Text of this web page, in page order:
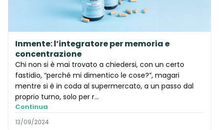
Inmente: l’integratore per memoria e
concentrazione
Chi non si è mai trovato a chiedersi, con un certo
fastidio, “perché mi dimentico le cose?”, magari
mentre si è in coda al supermercato, a un passo dal
proprio turno, solo per r...
Continua
13/09/2024